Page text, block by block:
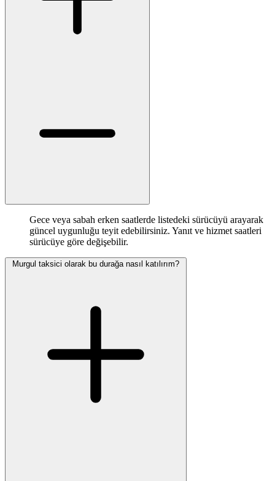
Gece veya sabah erken saatlerde listedeki sürücüyü arayarak
güncel uygunluğu teyit edebilirsiniz. Yanıt ve hizmet saatleri
sürücüye göre değişebilir.
Murgul taksici olarak bu durağa nasıl katılırım?